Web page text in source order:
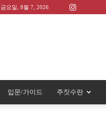
금요일, 8월 7, 2026
입문/가이드 주짓수란